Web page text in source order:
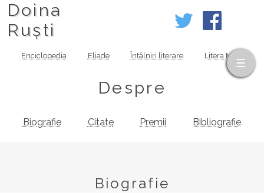
Doina
Ruști
Enciclopedia Eliade Întâlniri literare Litera MOV
Despre
Biografie Citate Premii Bibliografie
Biografie